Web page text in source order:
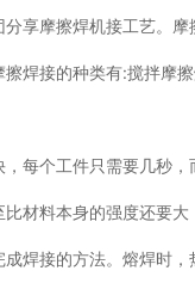
享摩擦焊机接工艺。
焊接的种类有:搅拌摩
每个工件只需要几秒
材料本身的强度还要
焊接的方法。熔焊时